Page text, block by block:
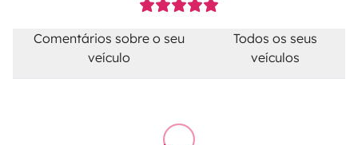
Comentários sobre o seu
veículo
Todos os seus
veículos